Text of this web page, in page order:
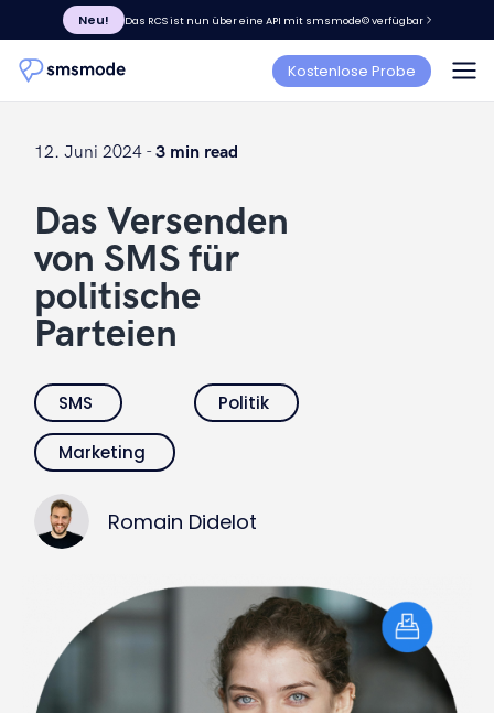
Neu! Das RCS ist nun über eine API mit smsmode© verfügbar
Kostenlose Probe
12. Juni 2024 -3 min read
Das Versenden
von SMS für
politische
Parteien
SMS Politik
Marketing
Romain Didelot